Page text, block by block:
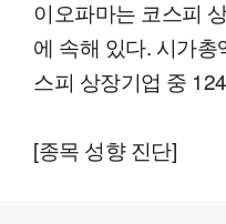
이오파마는 코스피
에 속해 있다. 시가
스피 상장기업 중
[종목 성향 진단]